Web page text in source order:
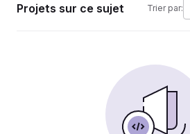
Projets sur ce sujet Trier par: